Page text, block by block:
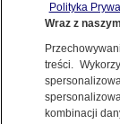
o asystencji
29.07.2025, 13:49
Czyta
Polityka
Wraz z
treści.
kombinacji